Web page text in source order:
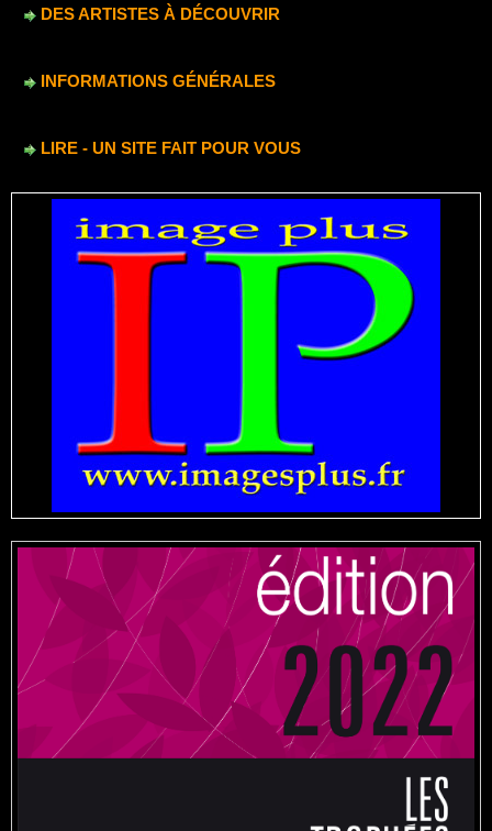
DES ARTISTES À DÉCOUVRIR
INFORMATIONS GÉNÉRALES
LIRE - UN SITE FAIT POUR VOUS